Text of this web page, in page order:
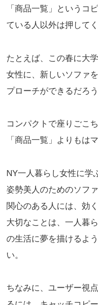
「商品一覧」というコ
ている人以外は押してく
たとえば、この春に大
女性に、新しいソファ
プローチができるだろう
コンパクトで座りごこ
「商品一覧」よりもは
NY一人暮らし女性に学
姿勢美人のためのソフ
関心のある人には、効
大切なことは、一人暮
の生活に夢を描けるよ
い。
ちなみに、ユーザー視